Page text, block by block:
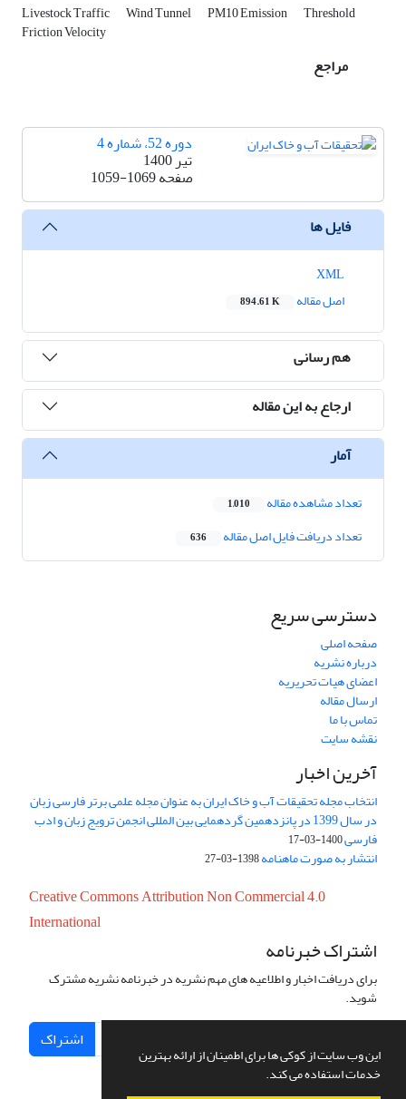
این وب سایت از کوکی ها برای اطمینان از ارائه بهترین
خدمات استفاده می کند.
Livestock Traffic Wind Tunnel PM10 Emission Threshold
Friction Velocity
مراجع
دوره 52، شماره 4
تیر 1400
صفحه1059-1069
فایل ها
اصل مقاله
894.61 K
هم رسانی
ارجاع به این مقاله
آمار
تعداد مشاهده مقاله 1,010
تعداد دریافت فایل اصل مقاله 636
دسترسی سریع
صفحه اصلی
درباره نشریه
اعضای هیات تحریریه
ارسال مقاله
تماس با ما
نقشه سایت
آخرین اخبار
انتخاب مجله تحقیقات آب و خاک ایران به عنوان مجله علمی برتر فارسی زبان
در سال 1399 در پانزدهمین گردهمایی بین المللی انجمن ترویج زبان و ادب
فارسی1400-03-17
انتشار به صورت ماهنامه1398-03-27
Creative Commons Attribution Non Commercial 4.0
International
اشتراک خبرنامه
برای دریافت اخبار و اطلاعیه های مهم نشریه در خبرنامه نشریه مشترک
شوید.
اشتراک